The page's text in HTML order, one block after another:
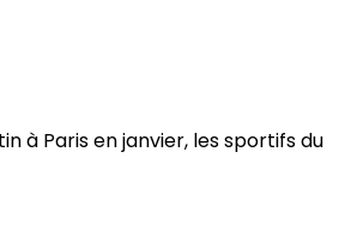
à Paris en janvier, les sportifs du